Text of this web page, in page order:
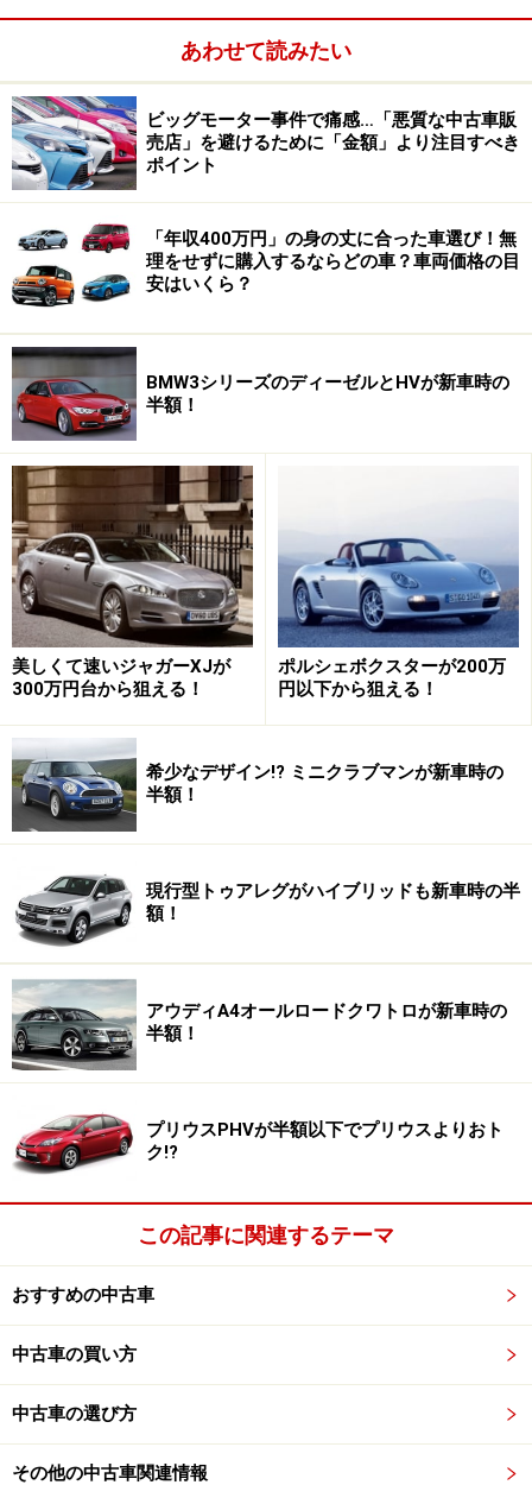
2Lハコ型ミニバンより排気量は大きいもののサイズは小
さく、ストリームより小さいのに2.2Lと排気量が大きい
（つまり自動車税が高い）、さらには「元がオペル」と
いうマイナー感も手伝ってか、販売は思ったように伸び
ませんでした。また、そもそもがGM・スバル提携のたま
ものであったこともあり、両社が提携を解消する1年ほ
ど前の2004年12月をもって生産中止となりました。
しかし、これが中古車でおいしい状態を作り出す要因で
復歴なし、9.5万km。50万円もあれば選び放題で、走行5
万km以内＆修復歴なしで絞っても13台見つかります。
同じ50万円以下＆走行5万km以内＆修復歴なしで、トヨ
タヴォクシー（旧型）は一台も見つかりません。ホンダ
ストリーム（旧型）は38台ですが、トラヴィックのほう
が排気量に余裕があるのは言うまでもありません。高速
道路のETC割引の今なら、高速道路でその良さを十分体
感できるでしょう。今こそ、トラヴィックを見直す時期
なのではないでしょうか。
トラヴィックの魅力を次ページでさらに見ていきましょ
う。
※記事内容は執筆時点のものです。最新の内容をご確認くださ
い。
あわせて読みたい
ビッグモーター事件で痛感…「悪質な中古車販
売店」を避けるために「金額」より注目すべき
ポイント
「年収400万円」の身の丈に合った車選び！無
理をせずに購入するならどの車？車両価格の目
安はいくら？
BMW3シリーズのディーゼルとHVが新車時の
半額！
美しくて速いジャガーXJが
300万円台から狙える！
ポルシェボクスターが200万
円以下から狙える！
希少なデザイン!? ミニクラブマンが新車時の
半額！
現行型トゥアレグがハイブリッドも新車時の半
額！
アウディA4オールロードクワトロが新車時の
半額！
プリウスPHVが半額以下でプリウスよりおト
ク!?
この記事に関連するテーマ
おすすめの中古車
中古車の買い方
中古車の選び方
その他の中古車関連情報